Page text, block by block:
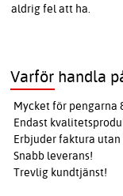
aldrig fel att ha.
Varför handla
Mycket för pengarna
Endast
Erbjuder faktura
Snabb leverans!
Trevlig kundtjänst!